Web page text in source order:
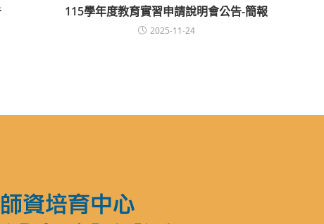
115學年度教育實習申請說明會公告-簡報
2025-11-24